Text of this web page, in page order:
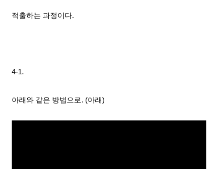
적출하는 과정이다.
4-1.
아래와 같은 방법으로. (아래)